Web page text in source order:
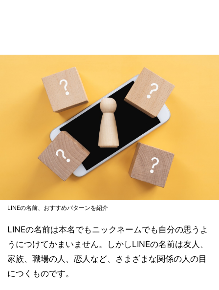
LINEの名前、おすすめパターンを紹介
LINEの名前は本名でもニックネームでも自分の思うよ
うにつけてかまいません。しかしLINEの名前は友人、
家族、職場の人、恋人など、さまざまな関係の人の目
につくものです。